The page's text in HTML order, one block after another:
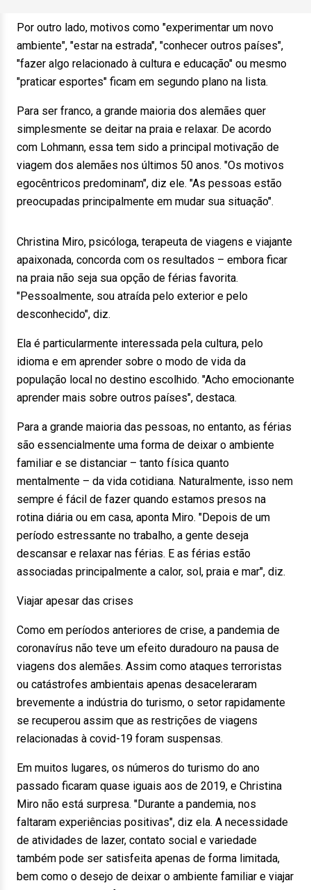
Por outro lado, motivos como "experimentar um novo
ambiente", "estar na estrada", "conhecer outros países",
"fazer algo relacionado à cultura e educação" ou mesmo
"praticar esportes" ficam em segundo plano na lista.
Para ser franco, a grande maioria dos alemães quer
simplesmente se deitar na praia e relaxar. De acordo
com Lohmann, essa tem sido a principal motivação de
viagem dos alemães nos últimos 50 anos. "Os motivos
egocêntricos predominam", diz ele. "As pessoas estão
preocupadas principalmente em mudar sua situação".
Christina Miro, psicóloga, terapeuta de viagens e viajante
apaixonada, concorda com os resultados – embora ficar
na praia não seja sua opção de férias favorita.
"Pessoalmente, sou atraída pelo exterior e pelo
desconhecido", diz.
Ela é particularmente interessada pela cultura, pelo
idioma e em aprender sobre o modo de vida da
população local no destino escolhido. "Acho emocionante
aprender mais sobre outros países", destaca.
Para a grande maioria das pessoas, no entanto, as férias
são essencialmente uma forma de deixar o ambiente
familiar e se distanciar – tanto física quanto
mentalmente – da vida cotidiana. Naturalmente, isso nem
sempre é fácil de fazer quando estamos presos na
rotina diária ou em casa, aponta Miro. "Depois de um
período estressante no trabalho, a gente deseja
descansar e relaxar nas férias. E as férias estão
associadas principalmente a calor, sol, praia e mar", diz.
Viajar apesar das crises
Como em períodos anteriores de crise, a pandemia de
coronavírus não teve um efeito duradouro na pausa de
viagens dos alemães. Assim como ataques terroristas
ou catástrofes ambientais apenas desaceleraram
brevemente a indústria do turismo, o setor rapidamente
se recuperou assim que as restrições de viagens
relacionadas à covid-19 foram suspensas.
Em muitos lugares, os números do turismo do ano
passado ficaram quase iguais aos de 2019, e Christina
Miro não está surpresa. "Durante a pandemia, nos
faltaram experiências positivas", diz ela. A necessidade
de atividades de lazer, contato social e variedade
também pode ser satisfeita apenas de forma limitada,
bem como o desejo de deixar o ambiente familiar e viajar